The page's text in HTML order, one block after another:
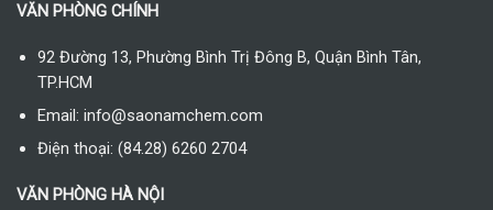
VĂN PHÒNG CHÍNH
92 Đường 13, Phường Bình Trị Đông B, Quận Bình Tân,
TP.HCM
Email: info@saonamchem.com
Điện thoại: (84.28) 6260 2704
VĂN PHÒNG HÀ NỘI